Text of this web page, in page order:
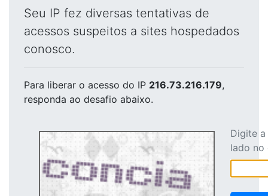
Seu IP fez diversas tentativas de
acessos suspeitos a sites hospedados
conosco.
Para liberar o acesso do IP 216.73.216.179,
responda ao desafio abaixo.
Digite
lado no